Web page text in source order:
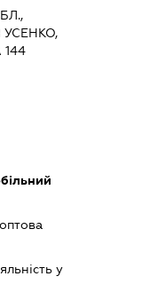
УСЕНКО,
у